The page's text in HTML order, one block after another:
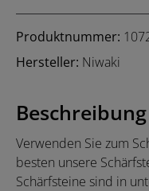
Produktnummer:
Hersteller: Niwaki
Beschreibung
Verwenden Sie zum
besten unsere
Schärfsteine sind in